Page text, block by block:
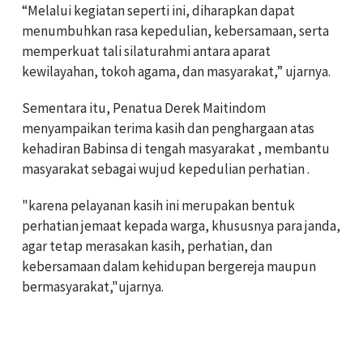
“Melalui kegiatan seperti ini, diharapkan dapat
menumbuhkan rasa kepedulian, kebersamaan, serta
memperkuat tali silaturahmi antara aparat
kewilayahan, tokoh agama, dan masyarakat,” ujarnya.
Sementara itu, Penatua Derek Maitindom
menyampaikan terima kasih dan penghargaan atas
kehadiran Babinsa di tengah masyarakat , membantu
masyarakat sebagai wujud kepedulian perhatian .
"karena pelayanan kasih ini merupakan bentuk
perhatian jemaat kepada warga, khususnya para janda,
agar tetap merasakan kasih, perhatian, dan
kebersamaan dalam kehidupan bergereja maupun
bermasyarakat,"ujarnya.